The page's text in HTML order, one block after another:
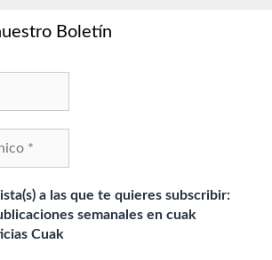
Boletín
a las que te quieres subscribir:
semanales en cuak
Cuak